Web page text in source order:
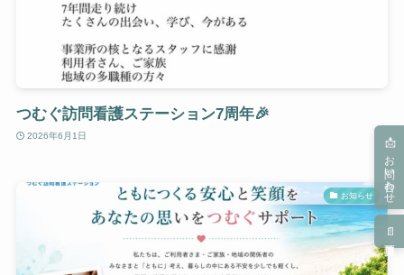
📩お問い合わせ
📄募集要項
つむぐ訪問看護ステーション7周年🎉
2026年6月1日
お知らせ